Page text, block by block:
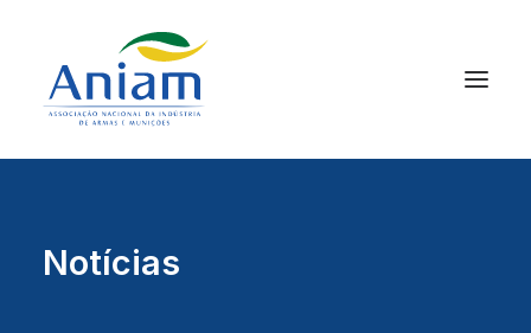
Notícias